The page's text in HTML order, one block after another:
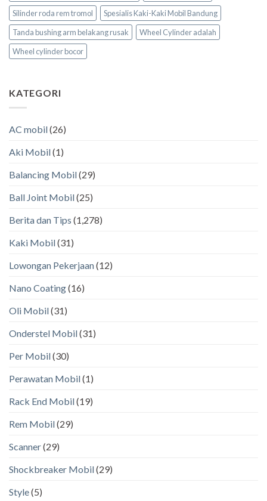
Silinder roda rem tromol
Spesialis Kaki-Kaki Mobil Bandung
Tanda bushing arm belakang rusak
Wheel Cylinder adalah
Wheel cylinder bocor
KATEGORI
AC mobil(26)
Aki Mobil(1)
Balancing Mobil(29)
Ball Joint Mobil(25)
Berita dan Tips (1,278)
Kaki Mobil(31)
Lowongan Pekerjaan(12)
Nano Coating(16)
Oli Mobil(31)
Onderstel Mobil(31)
Per Mobil(30)
Perawatan Mobil(1)
Rack End Mobil(19)
Rem Mobil(29)
Scanner(29)
Shockbreaker Mobil(29)
Style(5)